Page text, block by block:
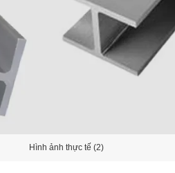
Hình ảnh thực tế (2)